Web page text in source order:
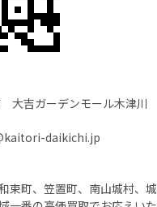
大吉ガーデンモール木津川
daikichi.jp
束町、笠置町、南山城村、城